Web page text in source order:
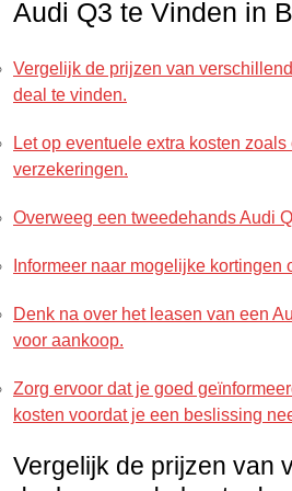
Audi Q3 te Vinden in
Vergelijk de prijzen van
deal te vinden.
Let op eventuele extra kosten
verzekeringen.
Overweeg een tweedehands Audi
Informeer naar mogelijke kortingen
Denk na over het leasen van een
voor aankoop.
Zorg ervoor dat je goed
kosten voordat je een beslissing
Vergelijk de prijzen van